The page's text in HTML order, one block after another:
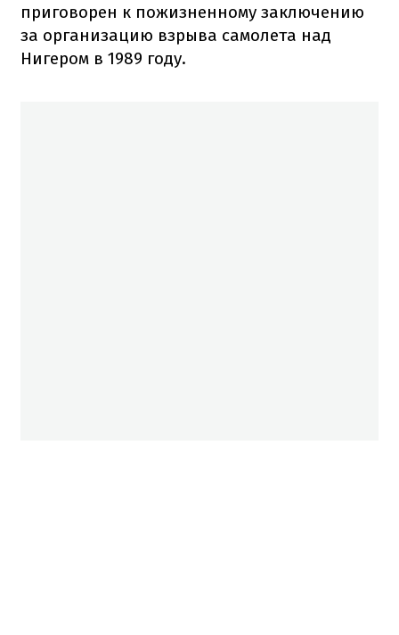
приговорен к пожизненному заключению
за организацию взрыва самолета над
Нигером в 1989 году.